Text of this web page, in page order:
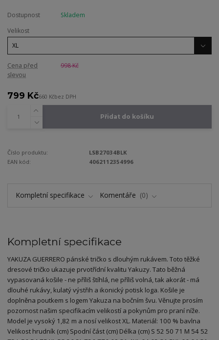
Dostupnost
Skladem
Velikost
Cena před
slevou
998 Kč
799 Kč660 Kčbez DPH
Přidat do košíku
Číslo produktu:
LSB27034BLK
EAN kód:
4062112354996
Kompletní specifikace Komentáře 0
Kompletní specifikace
YAKUZA GUERRERO pánské tričko s dlouhým rukávem. Toto těžké
dresové tričko ukazuje prvotřídní kvalitu Yakuzy. Tato běžná
vypasovaná košile - ne příliš štíhlá, ne příliš volná, tak akorát - má
dlouhé rukávy, kulatý výstřih a ikonický potisk loga. Košile je
doplněna poutkem s logem Yakuza na bočním švu. Věnujte prosím
pozornost našim specifikacím velikostí a pokynům pro praní níže.
Model je vysoký 1,82 m a nosí velikost XL. Materiál: 100 % bavlna
Velikost hrudník (cm) Spodní část (cm) Délka (cm) S 52 50 71 M 54 52